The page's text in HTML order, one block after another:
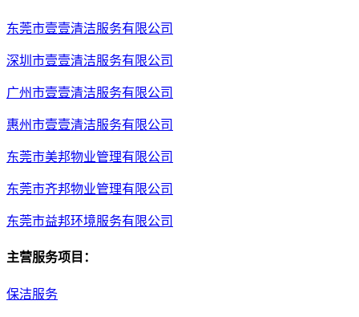
东莞市壹壹清洁服务有限公司
深圳市壹壹清洁服务有限公司
广州市壹壹清洁服务有限公司
惠州市壹壹清洁服务有限公司
东莞市美邦物业管理有限公司
东莞市齐邦物业管理有限公司
东莞市益邦环境服务有限公司
主营服务项目：
保洁服务